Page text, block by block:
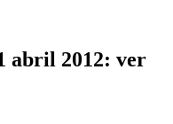
abril 2012: ver